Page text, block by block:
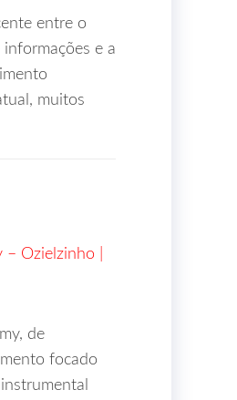
entre o
e a
muitos
Ozielzinho |
de
focado